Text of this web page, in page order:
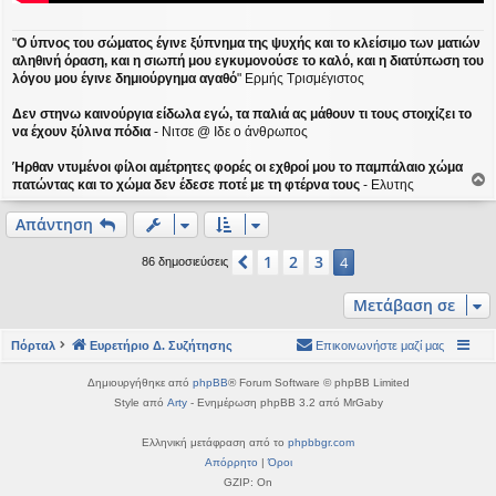
"Ο ύπνος του σώματος έγινε ξύπνημα της ψυχής και το κλείσιμο των ματιών
αληθινή όραση, και η σιωπή μου εγκυμονούσε το καλό, και η διατύπωση του
λόγου μου έγινε δημιούργημα αγαθό" Ερμής Τρισμέγιστος
Δεν στηνω καινούργια είδωλα εγώ, τα παλιά ας μάθουν τι τους στοιχίζει το
να έχουν ξύλινα πόδια - Νιτσε @ Ιδε ο άνθρωπος
Ήρθαν ντυμένοι φίλοι αμέτρητες φορές οι εχθροί μου το παμπάλαιο χώμα
πατώντας και το χώμα δεν έδεσε ποτέ με τη φτέρνα τους - Ελυτης
Απάντηση
86 δημοσιεύσεις Προηγούμενη
1 2 3 4
Μετάβαση σε
Πόρταλ Ευρετήριο Δ. Συζήτησης Επικοινωνήστε μαζί μας
Δημιουργήθηκε από phpBB® Forum Software © phpBB Limited
Style από Arty- Ενημέρωση phpBB 3.2 από MrGaby
Ελληνική μετάφραση από το phpbbgr.com
Απόρρητο |Όροι
GZIP: On